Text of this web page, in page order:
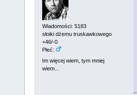
Wiadomości: 5183
słoiki dżemu truskawkowego
+46/-0
Płeć:
Im więcej wiem, tym mniej
wiem...